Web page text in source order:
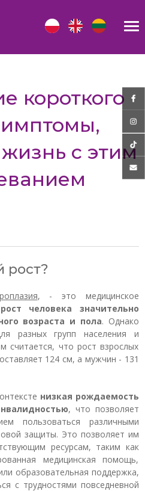
короткого
с этим
рост?
, - это медицинское
рост человека значительно
возраста и пола. Однако
разных групп населения и
считается, что рост взрослых
124 см, а мужчин - 131
низкая рождаемость
, что позволяет
пользоваться различными
защиты. Это позволяет им
ресурсам, таким как
медицинская помощь,
образовательная поддержка,
с трудностями повседневной